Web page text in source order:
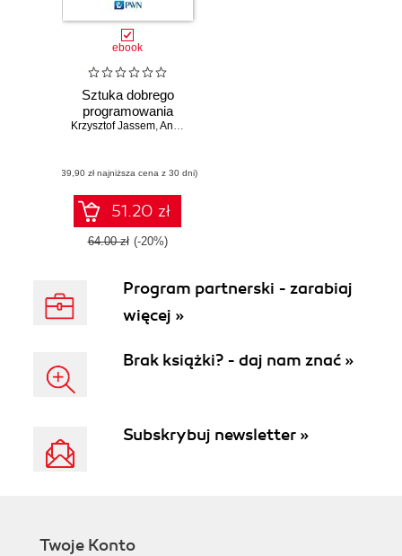
ebook
Sztuka dobrego
programowania
Krzysztof Jassem,Andrzej Ziemkiewicz
(39,90 zł najniższa cena z 30 dni)
51.20 zł
64.00 zł (-20%)
Program partnerski - zarabiaj
więcej »
Brak książki? - daj nam znać »
Subskrybuj newsletter »
Twoje Konto